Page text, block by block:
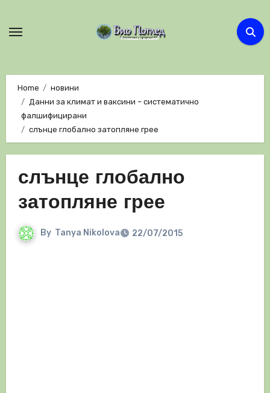
Home
новини
Данни за климат и ваксини – систематично
фалшифицирани
слънце глобално затопляне грее
слънце глобално
затопляне грее
By Tanya Nikolova 22/07/2015